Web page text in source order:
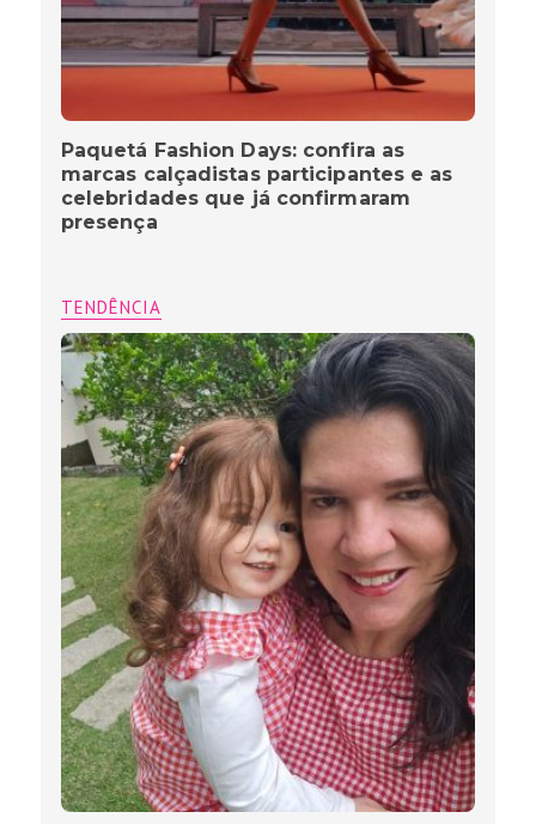
Paquetá Fashion Days: confira as
marcas calçadistas participantes e as
celebridades que já confirmaram
presença
TENDÊNCIA